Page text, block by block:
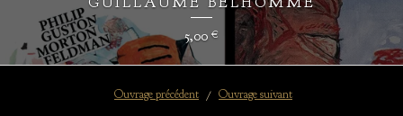
5,00 €
Ouvrage précédent Ouvrage suivant